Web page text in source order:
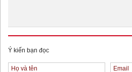
Ý kiến bạn đọc